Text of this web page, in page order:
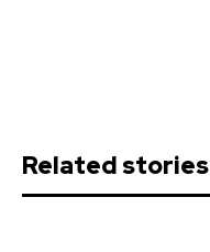
Related stories